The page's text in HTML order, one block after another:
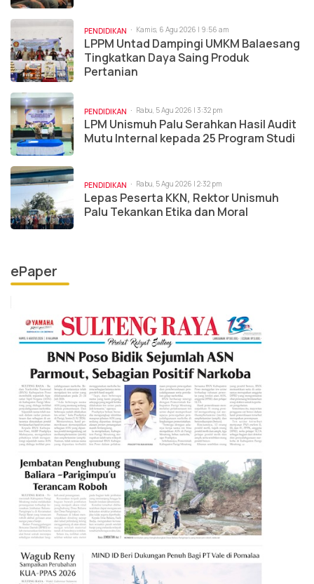
PENDIDIKAN Kamis, 6 Agu 2026 | 9:56 am
LPPM Untad Dampingi UMKM Balaesang
Tingkatkan Daya Saing Produk
Pertanian
PENDIDIKAN Rabu, 5 Agu 2026 | 3:32 pm
LPM Unismuh Palu Serahkan Hasil Audit
Mutu Internal kepada 25 Program Studi
PENDIDIKAN Rabu, 5 Agu 2026 | 2:32 pm
Lepas Peserta KKN, Rektor Unismuh
Palu Tekankan Etika dan Moral
ePaper